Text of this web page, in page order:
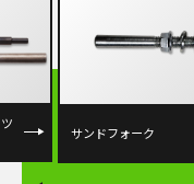
サンドフォーク